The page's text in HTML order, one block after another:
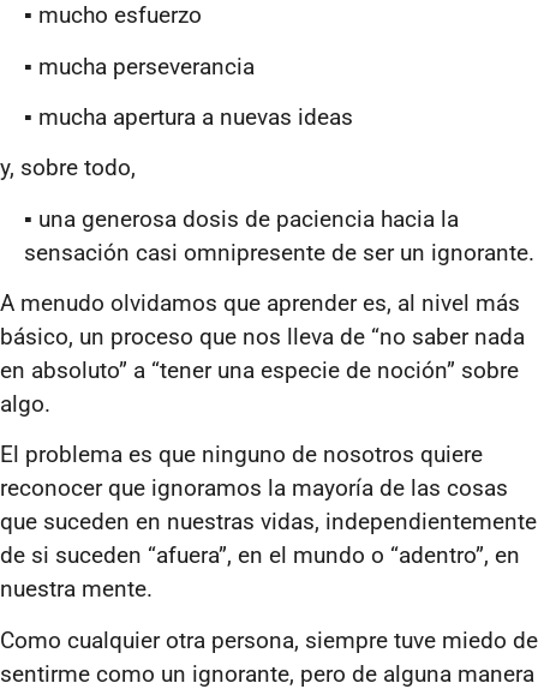
▪ mucho esfuerzo
▪ mucha perseverancia
▪ mucha apertura a nuevas ideas
y, sobre todo,
▪ una generosa dosis de paciencia hacia la
sensación casi omnipresente de ser un ignorante.
A menudo olvidamos que aprender es, al nivel más
básico, un proceso que nos lleva de “no saber nada
en absoluto” a “tener una especie de noción” sobre
algo.
El problema es que ninguno de nosotros quiere
reconocer que ignoramos la mayoría de las cosas
que suceden en nuestras vidas, independientemente
de si suceden “afuera”, en el mundo o “adentro”, en
nuestra mente.
Como cualquier otra persona, siempre tuve miedo de
sentirme como un ignorante, pero de alguna manera